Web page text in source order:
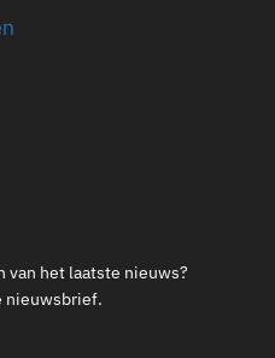
het laatste nieuws?
nieuwsbrief.